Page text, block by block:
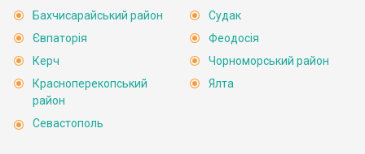
Бахчисарайський район
Євпаторія
Керч
Красноперекопський
район
Севастополь
Судак
Феодосія
Чорноморський район
Ялта